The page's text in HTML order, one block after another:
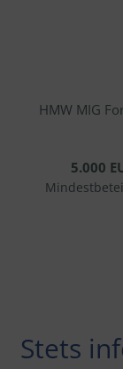
HMW MIG
5.000
Stets